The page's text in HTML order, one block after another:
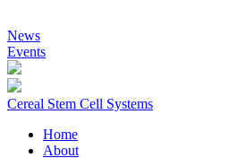
News
Events
Cereal Stem Cell Systems
Home
About